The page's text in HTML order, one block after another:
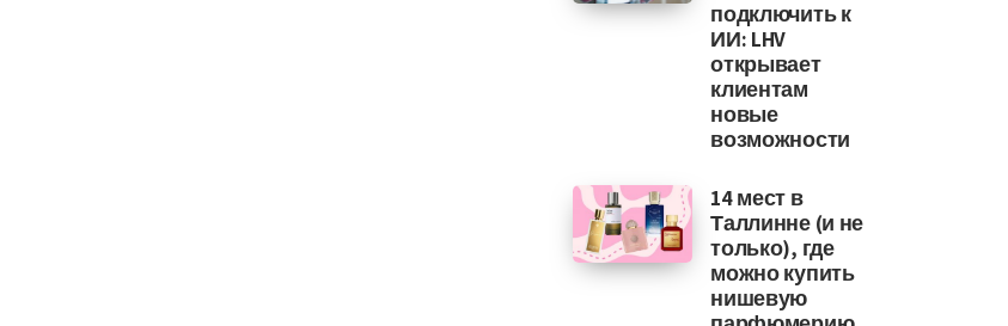
подключить к
ИИ: LHV
открывает
клиентам
новые
возможности
14 мест в
Таллинне (и не
только), где
можно купить
нишевую